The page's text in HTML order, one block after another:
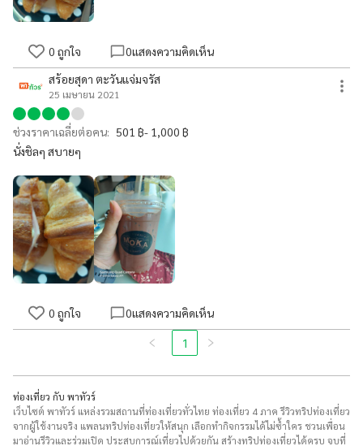
0 ถูกใจ 0แสดงความคิดเห็น
สร้อยสุดา ตะวันแจ่มจรัส
25 เมษายน 2021
ช่วงราคาเฉลี่ยต่อคน: 501 ฿- 1,000 ฿
นั่งชิลๆ สบายๆ
0 ถูกใจ 0แสดงความคิดเห็น
1
ท่องเที่ยว กับ พาทัวร์
เว็บไซต์ พาทัวร์ แหล่งรวมสถานที่ท่องเที่ยวทั่วไทย ท่องเที่ยว 4 ภาค รีวิวทริปท่องเที่ยว
จากผู้ใช้งานจริง แพลนทริปท่องเที่ยวให้สนุก เลือกทำกิจกรรมได้ไม่ซ้ำใคร ชวนเพื่อน
มาอ่านรีวิวและร่วมเปิด ประสบการณ์เที่ยวไปด้วยกัน สร้างทริปท่องเที่ยวได้ครบ จบที่